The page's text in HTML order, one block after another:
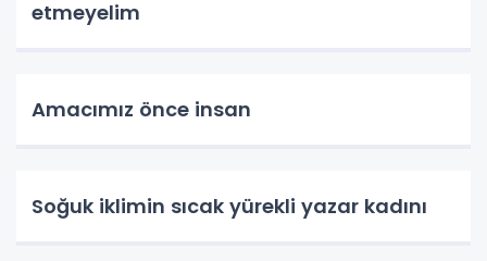
etmeyelim
Amacımız önce insan
Soğuk iklimin sıcak yürekli yazar kadını